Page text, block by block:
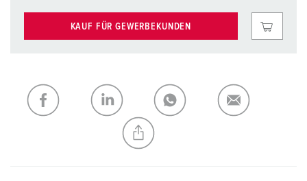
KAUF FÜR GEWERBEKUNDEN